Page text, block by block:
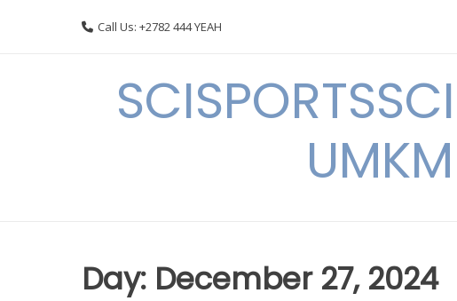
Call Us: +2782 444 YEAH
Day: December 27, 2024